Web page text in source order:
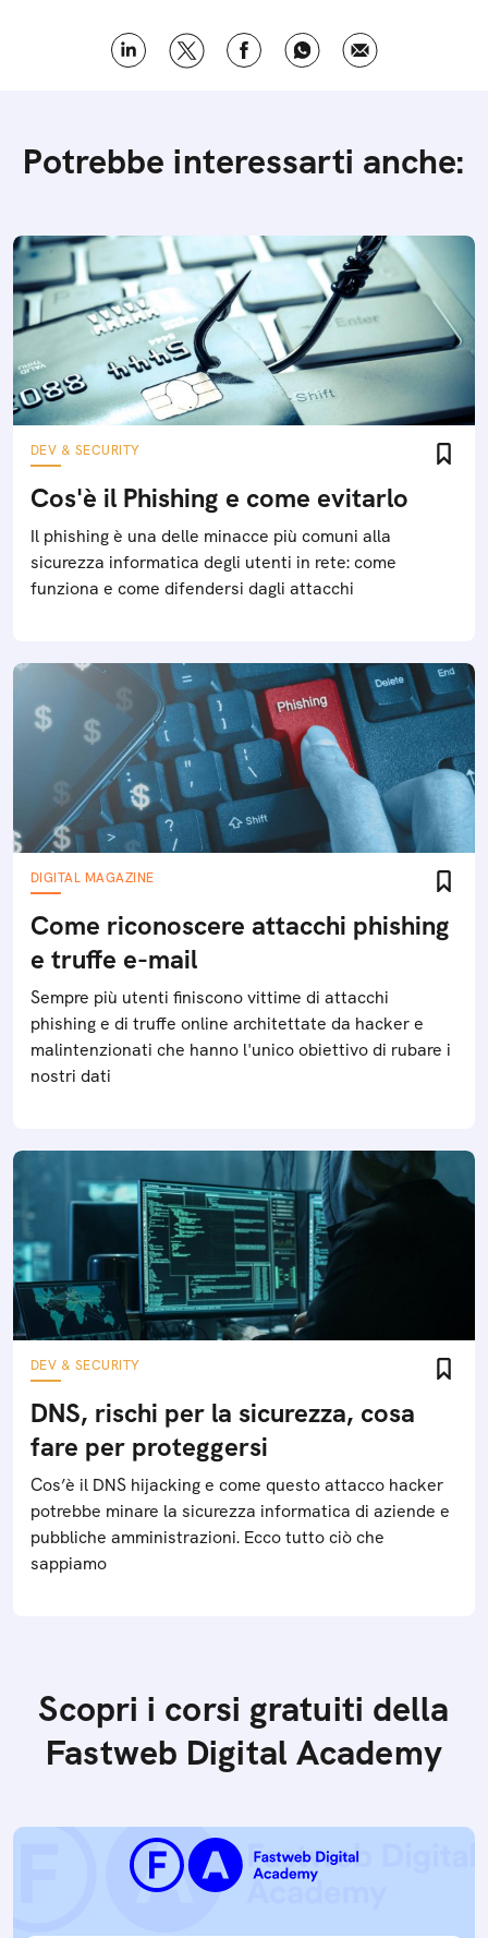
Potrebbe interessarti anche:
DEV & SECURITY
Cos'è il Phishing e come evitarlo
Il phishing è una delle minacce più comuni alla
sicurezza informatica degli utenti in rete: come
funziona e come difendersi dagli attacchi
DIGITAL MAGAZINE
Come riconoscere attacchi phishing
e truffe e-mail
Sempre più utenti finiscono vittime di attacchi
phishing e di truffe online architettate da hacker e
malintenzionati che hanno l'unico obiettivo di rubare i
nostri dati
DEV & SECURITY
DNS, rischi per la sicurezza, cosa
fare per proteggersi
Cos’è il DNS hijacking e come questo attacco hacker
potrebbe minare la sicurezza informatica di aziende e
pubbliche amministrazioni. Ecco tutto ciò che
sappiamo
Scopri i corsi gratuiti della
Fastweb Digital Academy